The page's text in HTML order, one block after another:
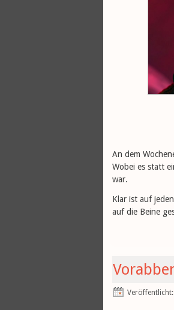
An dem
Wobei es statt
war.
Klar ist auf
auf die Beine